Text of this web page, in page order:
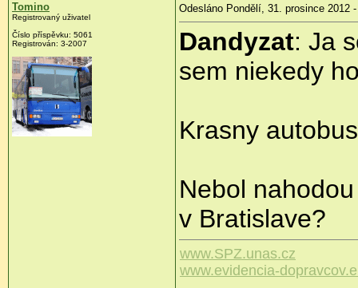
Tomino
Registrovaný uživatel
Číslo příspěvku: 5061
Registrován: 3-2007
Odesláno Pondělí, 31. prosince 2012
Dandyzat: Ja
sem niekedy
Krasny
Nebol
v Bratislave?
www.SPZ.unas.cz
www.evidencia-